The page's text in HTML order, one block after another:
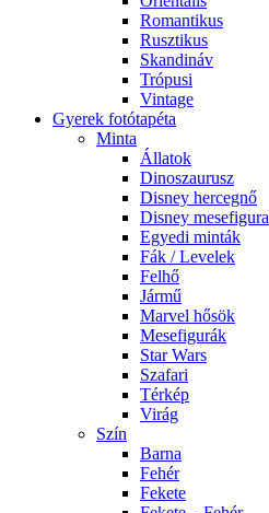
Romantikus
Rusztikus
Skandináv
Trópusi
Vintage
Gyerek fotótapéta
Minta
Állatok
Dinoszaurusz
Disney hercegnő
Disney mesefigura
Egyedi minták
Fák / Levelek
Felhő
Jármű
Marvel hősök
Mesefigurák
Star Wars
Szafari
Térkép
Virág
Szín
Barna
Fehér
Fekete